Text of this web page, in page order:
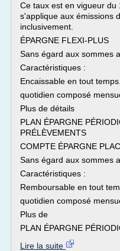
Ce taux est en vigueur
s'applique aux émissions
inclusivement.
ÉPARGNE FLEXI-PLUS
Sans égard aux sommes
Caractéristiques :
Encaissable en tout
quotidien composé
Plus de détails
PLAN ÉPARGNE
PRÉLÈVEMENTS
COMPTE ÉPARGNE
Sans égard aux sommes
Caractéristiques :
Remboursable en tout
quotidien composé
Plus de
PLAN ÉPARGNE
Lire la suite